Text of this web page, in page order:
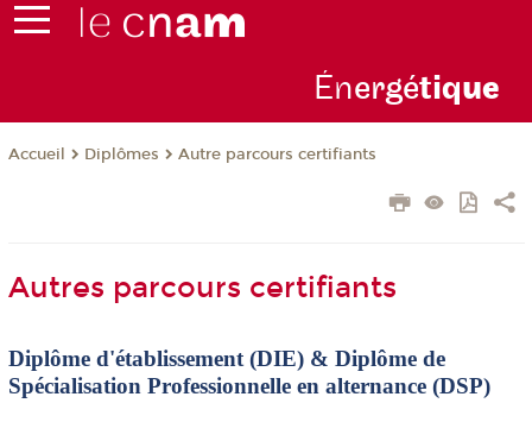
Énergétique
Accueil Diplômes Autre parcours certifiants
Autres parcours certifiants
Diplôme d'établissement (DIE) & Diplôme de
Spécialisation Professionnelle en alternance (DSP)